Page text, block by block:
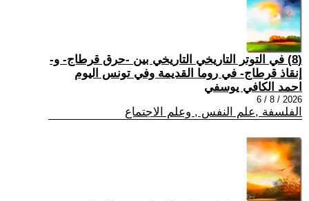
(8) في التوتر التاريخي التاريخي بين -حرق قرطاج- و-
إنقاذ قرطاج- في روما القديمة وفي تونس اليوم
احمد الكافي يوسفي
2026 / 8 / 6
الفلسفة ,علم النفس , وعلم الاجتماع